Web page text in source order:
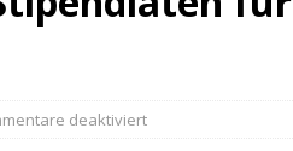
PF-BITS INTERN
hinter PF-Bits lebt nicht mehr
deaktiviert